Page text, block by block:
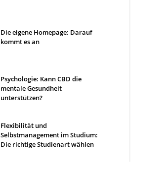
Die eigene Homepage: Darauf
kommt es an
Psychologie: Kann CBD die
mentale Gesundheit
unterstützen?
Flexibilität und
Selbstmanagement im Studium:
Die richtige Studienart wählen